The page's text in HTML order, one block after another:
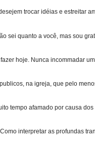
trocar idéias e estreitar
sei quanto a você, mas sou
hoje. Nunca incommadar
na igreja, que pelo
tempo afamado por causa
interpretar as profundas